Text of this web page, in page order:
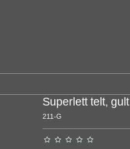
Superlett telt, gult
211-G